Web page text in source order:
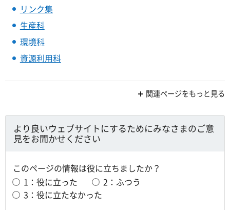
リンク集
生産科
環境科
資源利用科
関連ページをもっと見る
より良いウェブサイトにするためにみなさまのご意
見をお聞かせください
このページの情報は役に立ちましたか？
1：役に立った
2：ふつう
3：役に立たなかった